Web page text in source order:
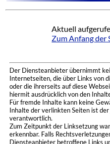
Aktuell
Zum Anfang der
Der Diensteanbieter übernimmt
Internetseiten, die über Links von
oder die ihrerseits auf diese
hiermit ausdrücklich von den
Für fremde Inhalte kann keine
Inhalte der verlinkten Seiten ist
verantwortlich.
Zum Zeitpunkt der Linksetzung
erkennbar. Falls
Diensteanbieter betroffene Links